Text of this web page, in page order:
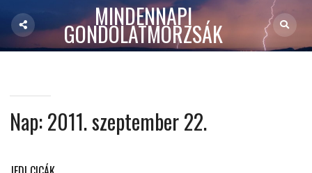
MINDENNAPI
GONDOLATMORZSÁK
Nap:2011. szeptember 22.